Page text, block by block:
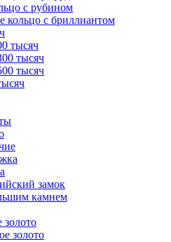
с рубином
кольцо с бриллиантом
тысяч
тысяч
тысяч
замок
камнем
золото
золото